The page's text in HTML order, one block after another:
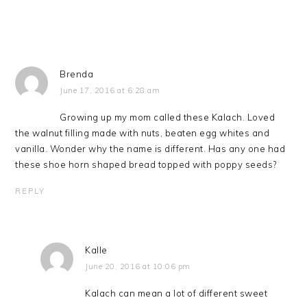
Brenda
June 17, 2016 at 6:28 am
Growing up my mom called these Kalach. Loved
the walnut filling made with nuts, beaten egg whites and
vanilla. Wonder why the name is different. Has any one had
these shoe horn shaped bread topped with poppy seeds?
REPLY
Kalle
June 20, 2016 at 10:06 pm
Kalach can mean a lot of different sweet